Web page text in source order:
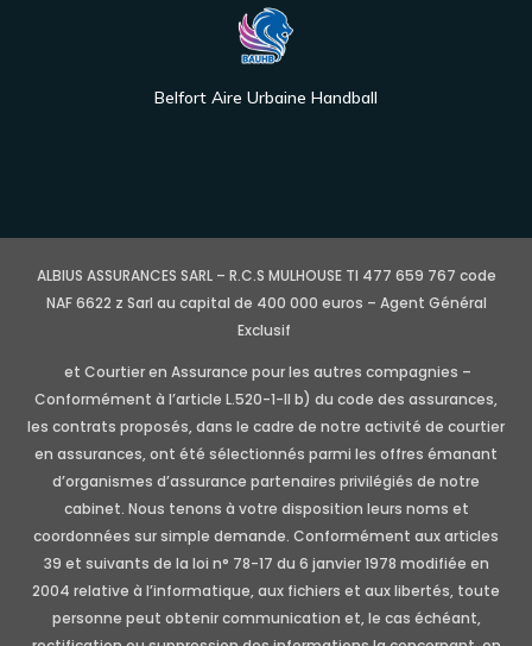
Belfort Aire Urbaine Handball
ALBIUS ASSURANCES SARL – R.C.S MULHOUSE TI 477 659 767 code
NAF 6622 z Sarl au capital de 400 000 euros – Agent Général
Exclusif
et Courtier en Assurance pour les autres compagnies –
Conformément à l’article L.520-1-II b) du code des assurances,
les contrats proposés, dans le cadre de notre activité de courtier
en assurances, ont été sélectionnés parmi les offres émanant
d’organismes d’assurance partenaires privilégiés de notre
cabinet. Nous tenons à votre disposition leurs noms et
coordonnées sur simple demande. Conformément aux articles
39 et suivants de la loi n° 78-17 du 6 janvier 1978 modifiée en
2004 relative à l’informatique, aux fichiers et aux libertés, toute
personne peut obtenir communication et, le cas échéant,